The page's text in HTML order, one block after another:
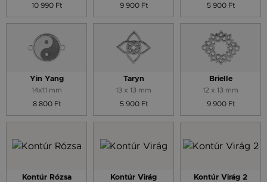
10 990 Ft
9 900 Ft
5 900 Ft
Yin Yang
14x11 mm
8 800 Ft
Taryn
13 x 13 mm
5 900 Ft
Brielle
12 x 13 mm
9 900 Ft
Kontúr Rózsa Kontúr Virág Kontúr Virág 2